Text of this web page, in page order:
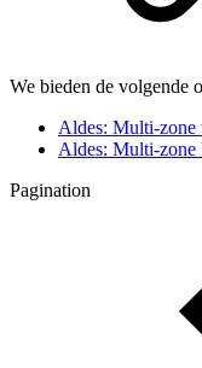
We bieden de volgende
Aldes: Multi-
Aldes: Multi-zone
Pagination